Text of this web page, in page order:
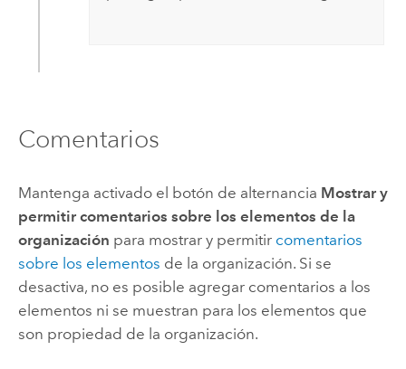
Comentarios
Mantenga activado el botón de alternancia Mostrar y
permitir comentarios sobre los elementos de la
organización para mostrar y permitir comentarios
sobre los elementos de la organización. Si se
desactiva, no es posible agregar comentarios a los
elementos ni se muestran para los elementos que
son propiedad de la organización.